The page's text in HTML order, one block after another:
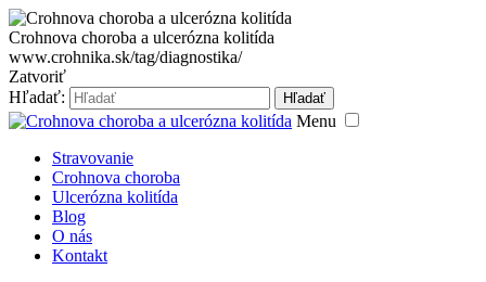
Crohnova choroba a ulcerózna kolitída
www.crohnika.sk/tag/diagnostika/
Zatvoriť
Hľadať:
Hľadať
Menu
Stravovanie
Crohnova choroba
Ulcerózna kolitída
Blog
O nás
Kontakt